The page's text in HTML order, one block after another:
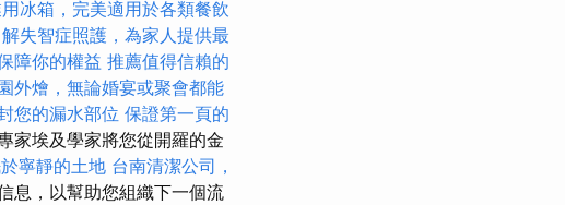
冰箱，完美適用於各類餐飲
失智症照護，為家人提供最
障你的權益 推薦值得信賴的
外燴，無論婚宴或聚會都能
您的漏水部位 保證第一頁的
家埃及學家將您從開羅的金
寧靜的土地 台南清潔公司，
息，以幫助您組織下一個流